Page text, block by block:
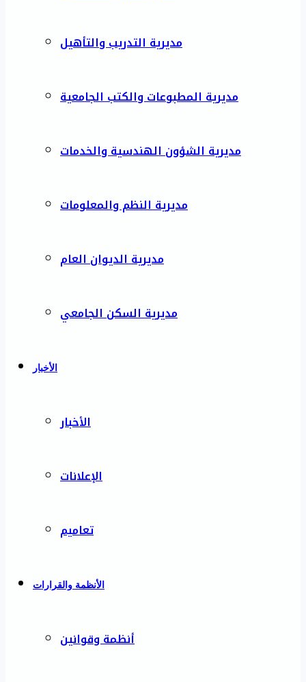
مديرية التدريب والتأهيل
مديرية المطبوعات والكتب الجامعية
مديرية الشؤون الهندسية والخدمات
مديرية النظم والمعلومات
مديرية الديوان العام
مديرية السكن الجامعي
الأخبار
الأخبار
الإعلانات
تعاميم
الأنظمة والقرارات
أنظمة وقوانين